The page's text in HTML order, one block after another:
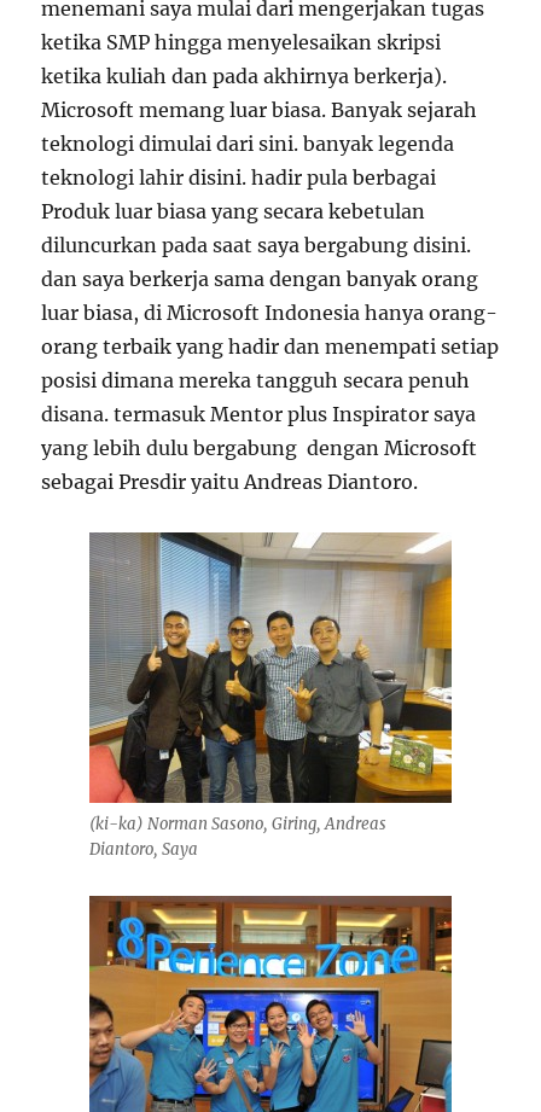
menemani saya mulai dari mengerjakan tugas
ketika SMP hingga menyelesaikan skripsi
ketika kuliah dan pada akhirnya berkerja).
Microsoft memang luar biasa. Banyak sejarah
teknologi dimulai dari sini. banyak legenda
teknologi lahir disini. hadir pula berbagai
Produk luar biasa yang secara kebetulan
diluncurkan pada saat saya bergabung disini.
dan saya berkerja sama dengan banyak orang
luar biasa, di Microsoft Indonesia hanya orang-
orang terbaik yang hadir dan menempati setiap
posisi dimana mereka tangguh secara penuh
disana. termasuk Mentor plus Inspirator saya
yang lebih dulu bergabung dengan Microsoft
sebagai Presdir yaitu Andreas Diantoro.
(ki-ka) Norman Sasono, Giring, Andreas
Diantoro, Saya